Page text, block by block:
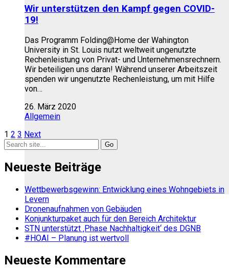
Wir unterstützen den Kampf gegen COVID-
19!
Das Programm Folding@Home der Wahington
University in St. Louis nutzt weltweit ungenutzte
Rechenleistung von Privat- und Unternehmensrechnern.
Wir beteiligen uns daran! Während unserer Arbeitszeit
spenden wir ungenutzte Rechenleistung, um mit Hilfe
von…
26. März 2020
Allgemein
1 2 3 Next
Search
Neueste Beiträge
Wettbewerbsgewinn: Entwicklung eines Wohngebiets in
Levern
Dronenaufnahmen von Gebäuden
Konjunkturpaket auch für den Bereich Architektur
STN unterstützt ‚Phase Nachhaltigkeit‘ des DGNB
#HOAI – Planung ist wertvoll
Neueste Kommentare